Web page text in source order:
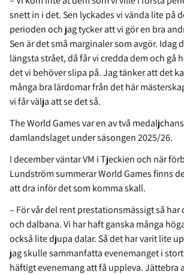
snett in i det. Sen lyckades vi vända lite på
perioden och jag tycker att vi gör en bra
Sen är det små marginaler som avgör. Idag
längsta strået, då får vi credda dem och gå
det vi behöver slipa på. Jag tänker att det
många bra lärdomar från det här
vi får välja att se det så.
The World Games var en av två
damlandslaget under säsongen 2025/26.
I december väntar VM i Tjeckien och när
Lundström summerar World Games finns
att dra inför det som komma skall.
– För vår del rent prestationsmässigt så har
och dalbana. Vi har haft ganska många
också lite djupa dalar. Så det har varit lite
jag skulle sammanfatta evenemanget i
häftigt evenemang att få uppleva. Jättebra